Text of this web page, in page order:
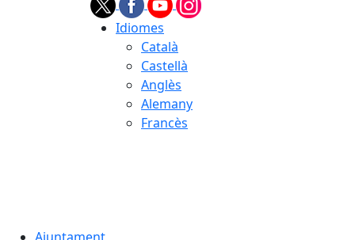
Idiomes
Català
Castellà
Anglès
Alemany
Francès